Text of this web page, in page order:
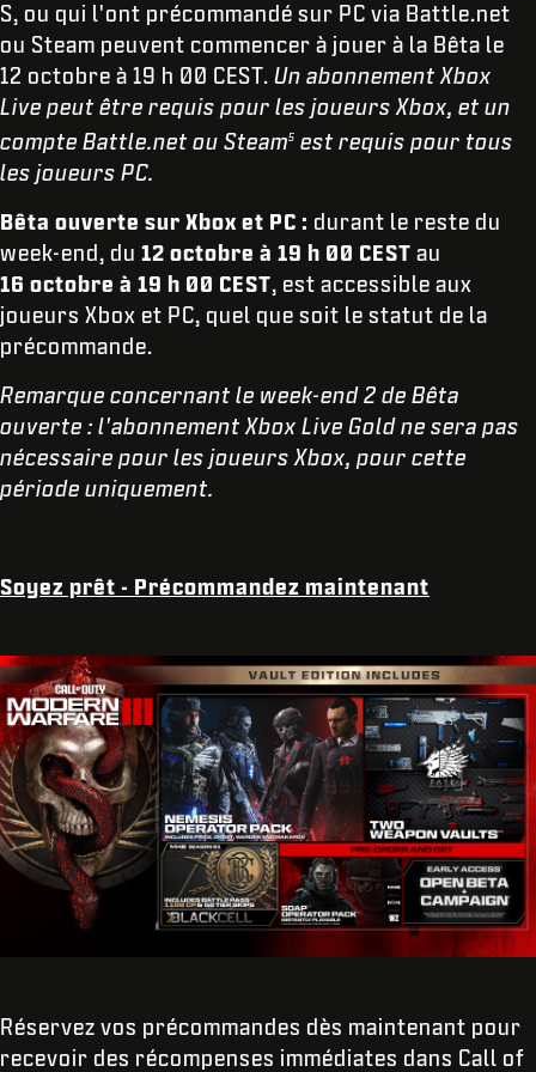
S, ou qui l'ont précommandé sur PC via Battle.net
ou Steam peuvent commencer à jouer à la Bêta le
12 octobre à 19 h 00 CEST. Un abonnement Xbox
Live peut être requis pour les joueurs Xbox, et un
compte Battle.net ou Steam5 est requis pour tous
les joueurs PC.
Bêta ouverte sur Xbox et PC : durant le reste du
week-end, du 12 octobre à 19 h 00 CEST au
16 octobre à 19 h 00 CEST, est accessible aux
joueurs Xbox et PC, quel que soit le statut de la
précommande.
Remarque concernant le week-end 2 de Bêta
ouverte : l'abonnement Xbox Live Gold ne sera pas
nécessaire pour les joueurs Xbox, pour cette
période uniquement.
Soyez prêt - Précommandez maintenant
Réservez vos précommandes dès maintenant pour
recevoir des récompenses immédiates dans Call of